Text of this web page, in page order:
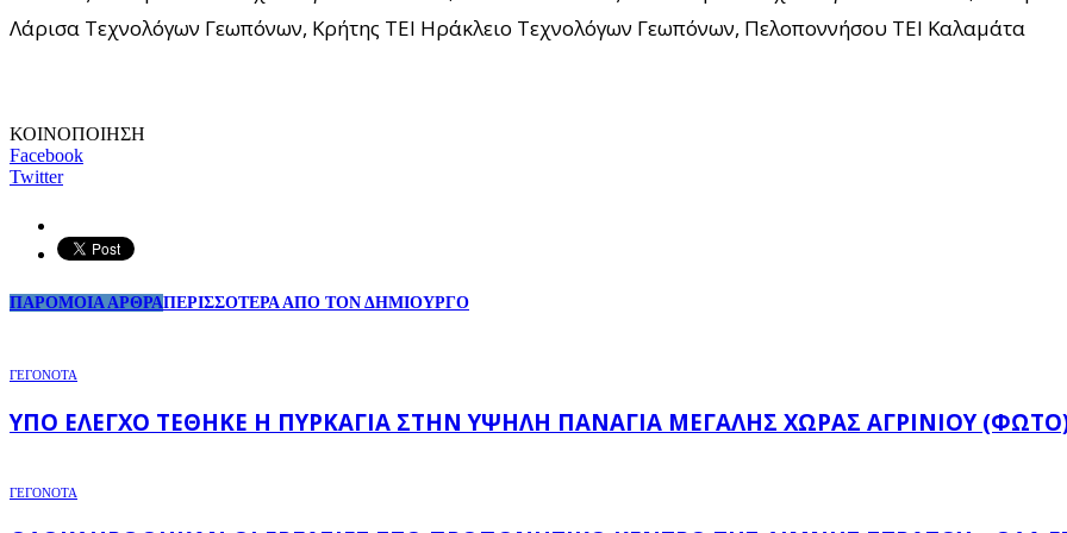
Λάρισα Τεχνολόγων Γεωπόνων, Κρήτης ΤΕΙ Ηράκλειο Τεχνολόγων Γεωπόνων, Πελοποννήσου ΤΕΙ Καλαμάτα
ΚΟΙΝΟΠΟΙΗΣΗ
Facebook
Twitter
ΠΑΡΟΜΟΙΑ ΑΡΘΡΑΠΕΡΙΣΣΟΤΕΡΑ ΑΠΟ ΤΟΝ ΔΗΜΙΟΥΡΓΟ
ΓΕΓΟΝΟΤΑ
ΥΠΌ ΈΛΕΓΧΟ ΤΈΘΗΚΕ Η ΠΥΡΚΑΓΙΆ ΣΤΗΝ ΥΨΗΛΉ ΠΑΝΑΓΙΆ ΜΕΓΆΛΗΣ ΧΏΡΑΣ ΑΓΡΙΝΊΟΥ
ΓΕΓΟΝΟΤΑ